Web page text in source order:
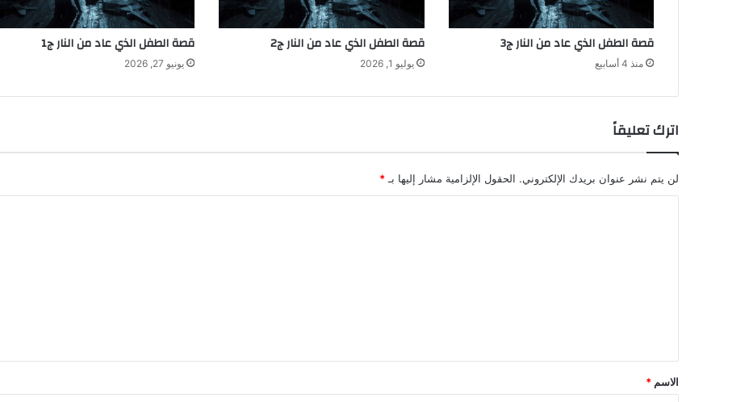
قصة الطفل الذي عاد من النار ج3
منذ 4 أسابيع
قصة الطفل الذي عاد من النار ج2
يوليو 1, 2026
قصة الطفل الذي عاد من النار ج1
يونيو 27, 2026
اترك تعليقاً
لن يتم نشر عنوان بريدك الإلكتروني. الحقول الإلزامية مشار إليها بـ*
*
الاسم *